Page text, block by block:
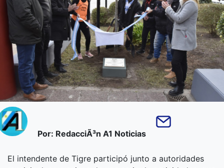
Por: RedacciÃ³n A1 Noticias
El intendente de Tigre participó junto a autoridades